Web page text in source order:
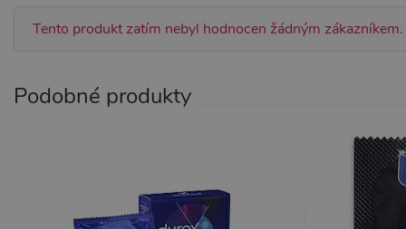
Tento produkt zatím nebyl hodnocen žádným zákazníkem.
Podobné produkty
CookieScriptConsent
_ga_SX4YNVLNP9